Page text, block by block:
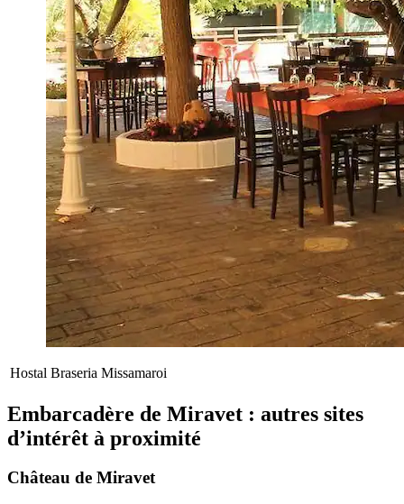
Hostal Braseria Missamaroi
Embarcadère de Miravet : autres sites
d’intérêt à proximité
Château de Miravet